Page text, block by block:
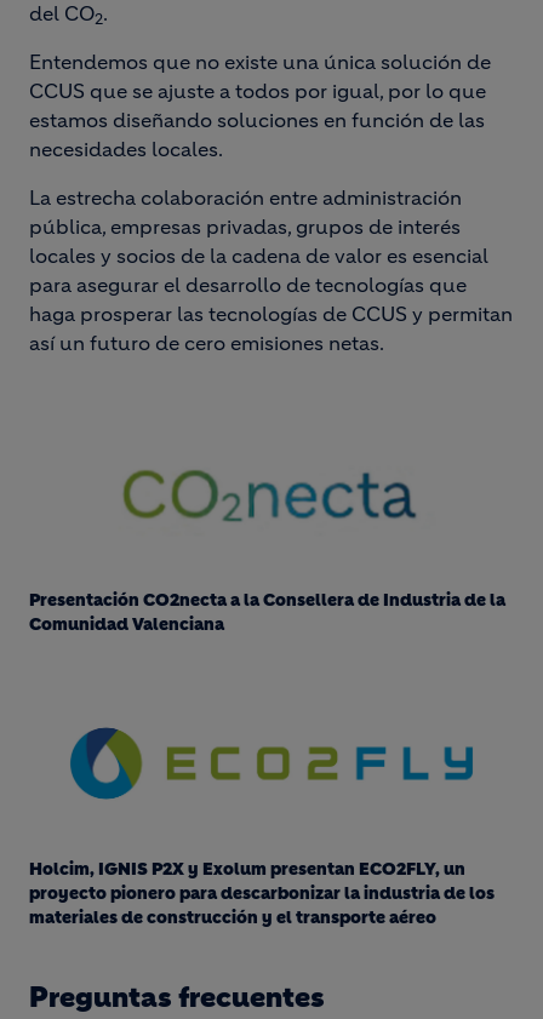
del CO2.
Entendemos que no existe una única solución de
CCUS que se ajuste a todos por igual, por lo que
estamos diseñando soluciones en función de las
necesidades locales.
La estrecha colaboración entre administración
pública, empresas privadas, grupos de interés
locales y socios de la cadena de valor es esencial
para asegurar el desarrollo de tecnologías que
haga prosperar las tecnologías de CCUS y permitan
así un futuro de cero emisiones netas.
Presentación CO2necta a la Consellera de Industria de la
Comunidad Valenciana
Holcim, IGNIS P2X y Exolum presentan ECO2FLY, un
proyecto pionero para descarbonizar la industria de los
materiales de construcción y el transporte aéreo
Preguntas frecuentes